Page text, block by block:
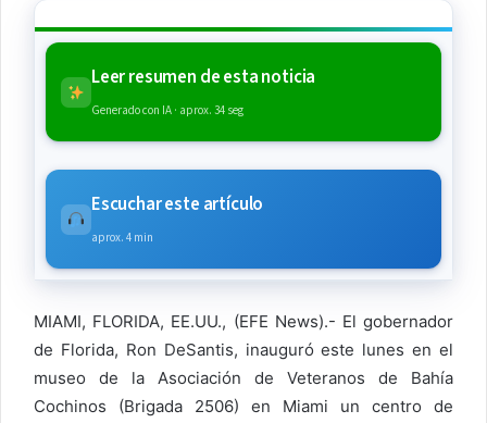
Leer resumen de esta noticia
Generado con IA · aprox. 34 seg
Escuchar este artículo
aprox. 4 min
MIAMI, FLORIDA, EE.UU., (EFE News).- El gobernador
de Florida, Ron DeSantis, inauguró este lunes en el
museo de la Asociación de Veteranos de Bahía
Cochinos (Brigada 2506) en Miami un centro de